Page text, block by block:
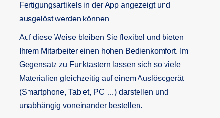
Fertigungsartikels in der App angezeigt und
ausgelöst werden können.
Auf diese Weise bleiben Sie flexibel und bieten
Ihrem Mitarbeiter einen hohen Bedienkomfort. Im
Gegensatz zu Funktastern lassen sich so viele
Materialien gleichzeitig auf einem Auslösegerät
(Smartphone, Tablet, PC …) darstellen und
unabhängig voneinander bestellen.